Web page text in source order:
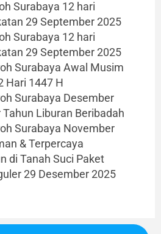
Surabaya 12 hari
29 September 2025
Surabaya 12 hari
29 September 2025
Surabaya Awal Musim
Hari 1447 H
Surabaya Desember
Tahun Liburan Beribadah
Surabaya November
& Terpercaya
di Tanah Suci Paket
29 Desember 2025